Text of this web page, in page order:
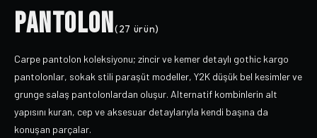
PANTOLON(27 ürün)
Carpe pantolon koleksiyonu; zincir ve kemer detaylı gothic kargo
pantolonlar, sokak stili paraşüt modeller, Y2K düşük bel kesimler ve
grunge salaş pantolonlardan oluşur. Alternatif kombinlerin alt
yapısını kuran, cep ve aksesuar detaylarıyla kendi başına da
konuşan parçalar.